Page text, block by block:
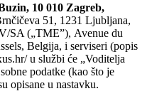
10 010 Zagreb,
51, 1231 Ljubljana,
SA („TME”), Avenue du
Belgija, i serviseri (popis
u službi će „Voditelja
podatke (kao što je
opisane u nastavku.